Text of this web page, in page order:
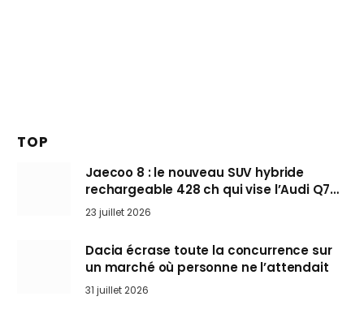
TOP
Jaecoo 8 : le nouveau SUV hybride
rechargeable 428 ch qui vise l’Audi Q7
arrive en Europe cet automne
23 juillet 2026
Dacia écrase toute la concurrence sur
un marché où personne ne l’attendait
31 juillet 2026